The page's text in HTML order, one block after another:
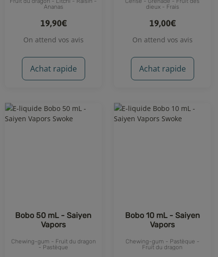
Ananas
19,90€
On attend vos avis
Achat rapide
dieux - Frais
19,00€
On attend vos avis
Achat rapide
Bobo 50 mL - Saiyen
Vapors
Chewing-gum - Fruit du dragon
- Pastèque
Bobo 10 mL - Saiyen
Vapors
Chewing-gum - Pastèque -
Fruit du dragon